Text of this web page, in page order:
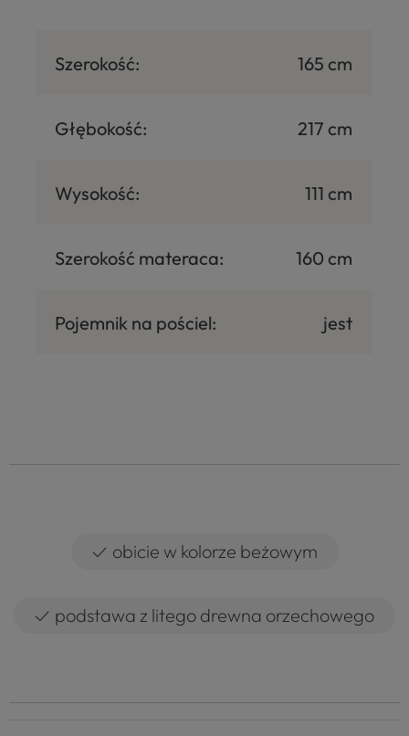
Szerokość: 165 cm
Głębokość: 217 cm
Wysokość: 111 cm
Szerokość materaca: 160 cm
Pojemnik na pościel: jest
✓ obicie w kolorze beżowym
✓ podstawa z litego drewna orzechowego